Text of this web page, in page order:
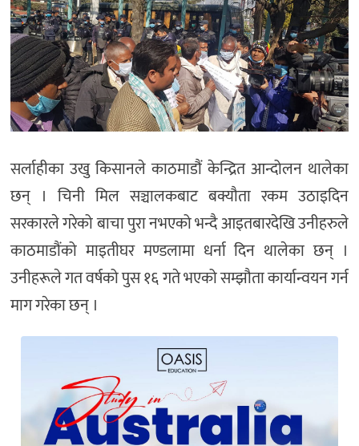
सर्लाहीका उखु किसानले काठमाडौं केन्द्रित आन्दोलन थालेका
छन् । चिनी मिल सञ्चालकबाट बक्यौता रकम उठाइदिन
सरकारले गरेको बाचा पुरा नभएको भन्दै आइतबारदेखि उनीहरुले
काठमाडौंको माइतीघर मण्डलामा धर्ना दिन थालेका छन् ।
उनीहरूले गत वर्षको पुस १६ गते भएको सम्झौता कार्यान्वयन गर्न
माग गरेका छन् ।